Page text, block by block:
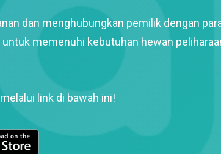
dan menghubungkan pemilik dengan
memenuhi kebutuhan hewan
link di bawah ini!